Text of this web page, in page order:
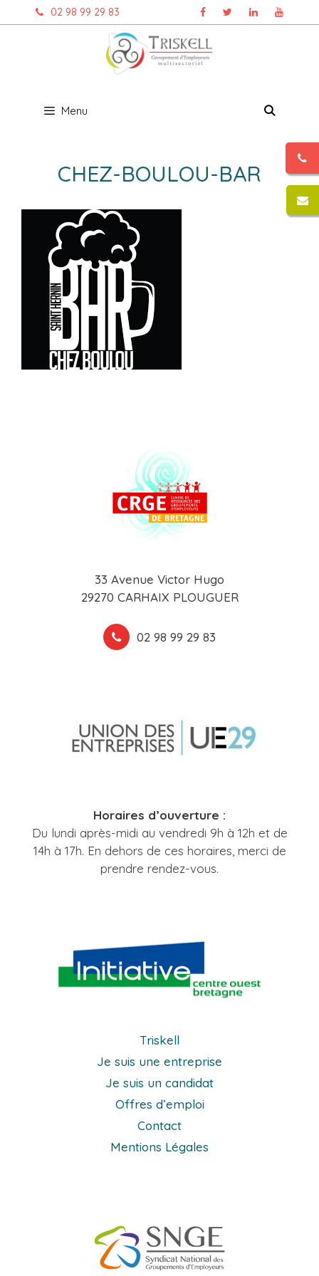
au
02 98 99 29 83
Menu
CHEZ-BOULOU-BAR
33 Avenue Victor Hugo
29270 CARHAIX PLOUGUER
02 98 99 29 83
Horaires d’ouverture :
Du lundi après-midi au vendredi 9h à 12h et de
14h à 17h. En dehors de ces horaires, merci de
prendre rendez-vous.
Triskell
Je suis une entreprise
Je suis un candidat
Offres d’emploi
Contact
Mentions Légales